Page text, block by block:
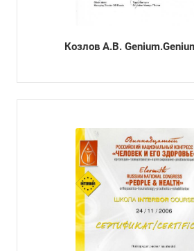
Козлов А.В.